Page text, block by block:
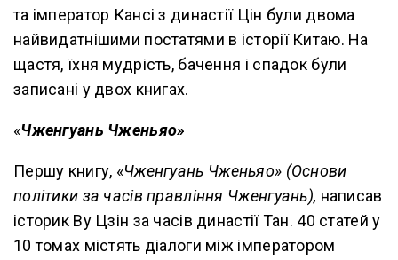
та імператор Кансі з династії Цін були двома
найвидатнішими постатями в історії Китаю. На
щастя, їхня мудрість, бачення і спадок були
записані у двох книгах.
«Чженгуань Чженьяо»
Першу книгу, «Чженгуань Чженьяо» (Основи
політики за часів правління Чженгуань), написав
історик Ву Цзін за часів династії Тан. 40 статей у
10 томах містять діалоги між імператором